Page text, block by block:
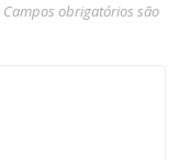
Campos obrigatórios são